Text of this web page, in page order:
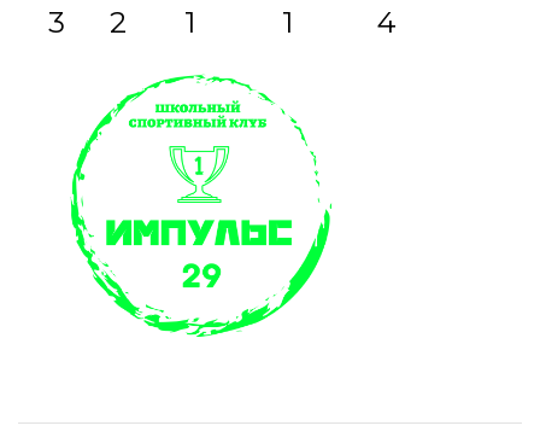
3 2 1 1 4